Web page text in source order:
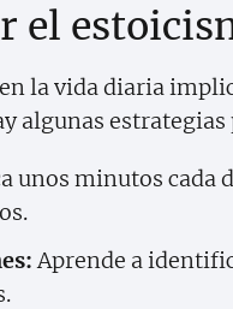
el
en la vida diaria
algunas estrategias
unos minutos cada
Aprende a